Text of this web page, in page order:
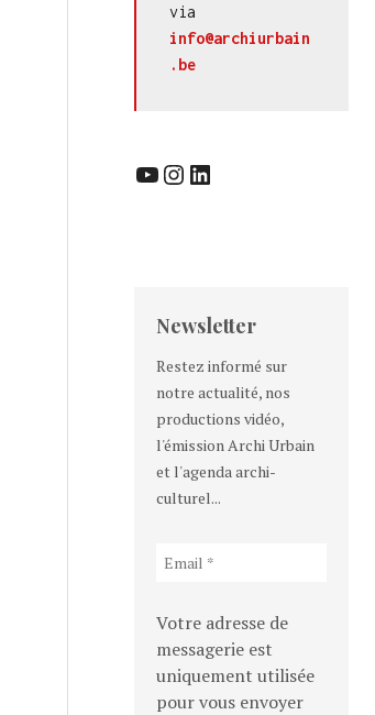
info@archiurbain
.be
YouTube InstagramLinkedIn
Newsletter
Restez informé sur
notre actualité, nos
productions vidéo,
l'émission Archi Urbain
et l'agenda archi-
culturel...
Votre adresse de
messagerie est
uniquement utilisée
pour vous envoyer